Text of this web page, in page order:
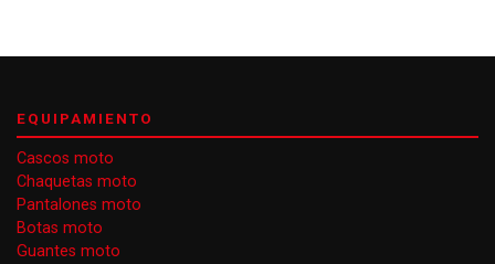
EQUIPAMIENTO
Cascos moto
Chaquetas moto
Pantalones moto
Botas moto
Guantes moto